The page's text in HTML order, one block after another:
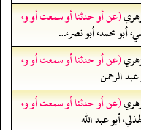
(عن أو حدثنا أو سمعت أو و،
أبو محمد، أبو نصر،...
(عن أو حدثنا أو سمعت أو و،
الرحمن
(عن أو حدثنا أو سمعت أو و،
أبو عبد الله